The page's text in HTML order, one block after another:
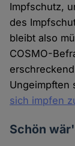
Impfschutz,
des
bleibt also
COSMO-
Ungeimpften
sich impfen
Schön